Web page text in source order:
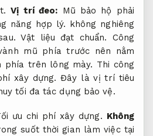
Vị trí đeo: Mũ bảo hộ phải
năng hợp lý. không nghiêng
Vật liệu đạt chuẩn.
Công
mũ phía trước nên nằm
phía trên lông mày. Thi công
xây dựng. Đây là vị trí tiêu
tối đa tác dụng bảo vệ.
ưu chi phí xây dựng. Không
suốt thời gian làm việc tại